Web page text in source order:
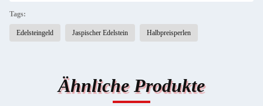
Tags:
Edelsteingeld Jaspischer Edelstein Halbpreisperlen
Ähnliche Produkte